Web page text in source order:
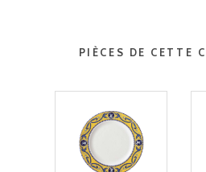
PIÈCES DE CETTE